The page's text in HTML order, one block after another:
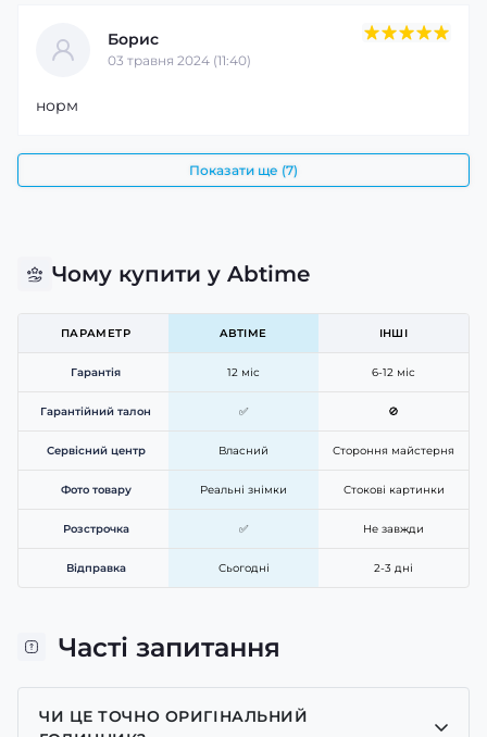
Борис
03 травня 2024 (11:40)
норм
Показати ще (7)
Чому купити у Abtime
ПАРАМЕТР ABTIME ІНШІ
Гарантія 12 міс 6-12 міс
Гарантійний талон ✅ 🚫
Сервісний центр Власний Стороння майстерня
Фото товару Реальні знімки Стокові картинки
Розстрочка ✅ Не завжди
Відправка Сьогодні 2-3 дні
Часті запитання
ЧИ ЦЕ ТОЧНО ОРИГІНАЛЬНИЙ